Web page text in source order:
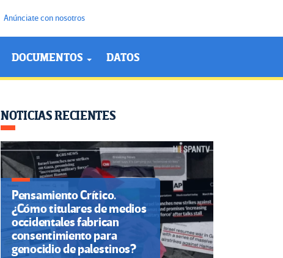
Anúnciate con nosotros
DOCUMENTOS DATOS
NOTICIAS RECIENTES
Pensamiento Crítico.
¿Cómo titulares de medios
occidentales fabrican
consentimiento para
genocidio de palestinos?